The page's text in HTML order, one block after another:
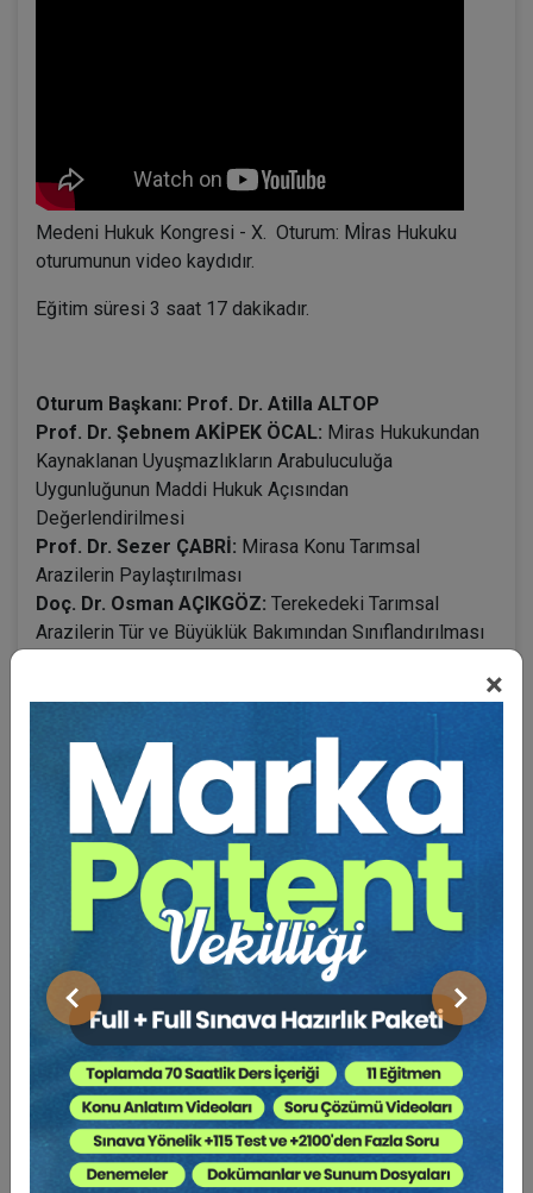
×
Önceki Sonraki
Medeni Hukuk Kongresi - X. Oturum: Mİras Hukuku
oturumunun video kaydıdır.
Eğitim süresi 3 saat 17 dakikadır.
Oturum Başkanı: Prof. Dr. Atilla ALTOP
Prof. Dr. Şebnem AKİPEK ÖCAL: Miras Hukukundan
Kaynaklanan Uyuşmazlıkların Arabuluculuğa
Uygunluğunun Maddi Hukuk Açısından
Değerlendirilmesi
Prof. Dr. Sezer ÇABRİ: Mirasa Konu Tarımsal
Arazilerin Paylaştırılması
Doç. Dr. Osman AÇIKGÖZ: Terekedeki Tarımsal
Arazilerin Tür ve Büyüklük Bakımından Sınıflandırılması
Yasal Mirasçılığa
Etkisine İlişkin Tartışmalar Ekseninde Post-Mortal
Döllenme
Dr. Öğr. Üyesi Hande DENİZ:Mirasın Reddinin
Sonuçları
BENZER VIDEO EĞITIMLER
Video Eğitim Abonesi Ol: Sadece 5490 TL / Yıllık
Hukuk Eğitim